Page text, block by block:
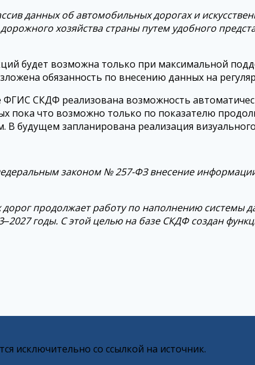
данных об автомобильных дорогах и
хозяйства страны путем удобного
будет возможна только при максимальной
обязанность по внесению данных на
ФГИС СКДФ реализована возможность
пока что возможно только по показателю
будущем запланирована реализация
законом № 257-ФЗ внесение
продолжает работу по наполнению системы
годы. С этой целью на базе СКДФ создан
исключительно со ссылкой на источник.